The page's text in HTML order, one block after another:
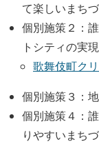
て楽しいまち
個別施策２：
トシティの実現
歌舞伎町ク
個別施策３：
個別施策４：
りやすいまち